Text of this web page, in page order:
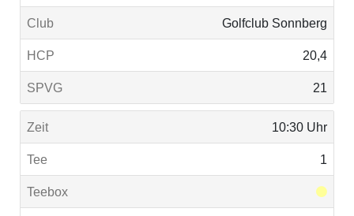
Golfclub Sonnberg
20,4
21
10:30 Uhr
1